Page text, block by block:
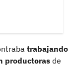
trabajando
productoras de